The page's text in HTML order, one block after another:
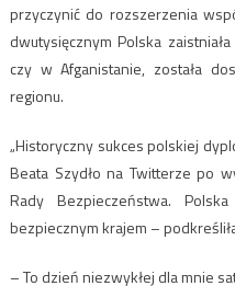
przyczynić do rozszerzenia
dwutysięcznym Polska
czy w Afganistanie, została
regionu.
„Historyczny sukces polskiej
Beata Szydło na Twitterze po
Rady Bezpieczeństwa.
bezpiecznym krajem –
– To dzień niezwykłej dla mnie